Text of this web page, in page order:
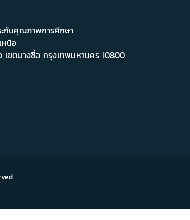
กันคุณภาพการศึกษา
หนือ
เขตบางซื่อ กรุงเทพมหานคร 10800